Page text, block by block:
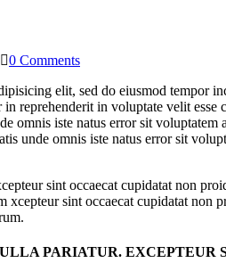
0 Comments
elit, sed do eiusmod tempor
reprehenderit in voluptate velit
omnis iste natus error sit
unde omnis iste natus error sit
sint occaecat cupidatat non
xcepteur sint occaecat cupidatat
PARIATUR. EXCEPTEUR